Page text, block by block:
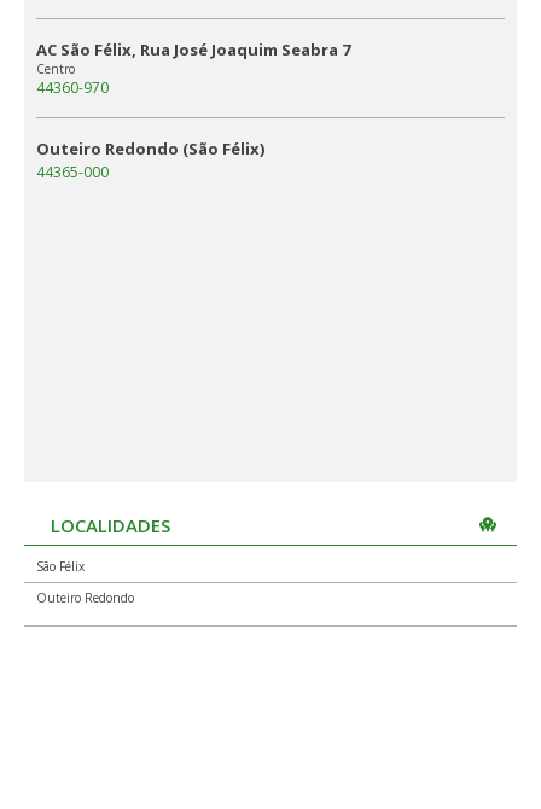
AC São Félix, Rua José Joaquim Seabra 7
Centro
44360-970
Outeiro Redondo (São Félix)
44365-000
LOCALIDADES
São Félix
Outeiro Redondo